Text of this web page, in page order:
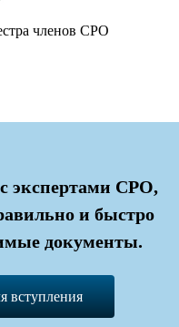
членов СРО
экспертами СРО,
и быстро
документы.
вступления